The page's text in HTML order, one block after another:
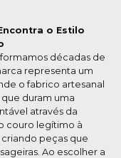
o Estilo
décadas de
representa um
o fabrico artesanal
duram uma
através da
couro legítimo à
peças que
Ao escolher a